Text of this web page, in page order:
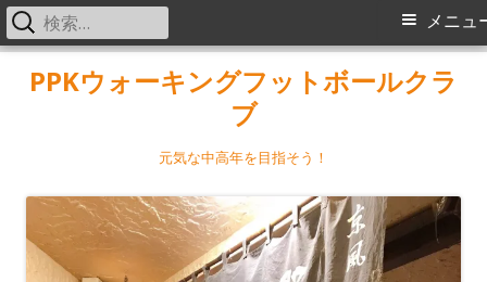
PPKウォーキングフットボールクラ
ブ
元気な中高年を目指そう！
メ
メニュ
検
索: